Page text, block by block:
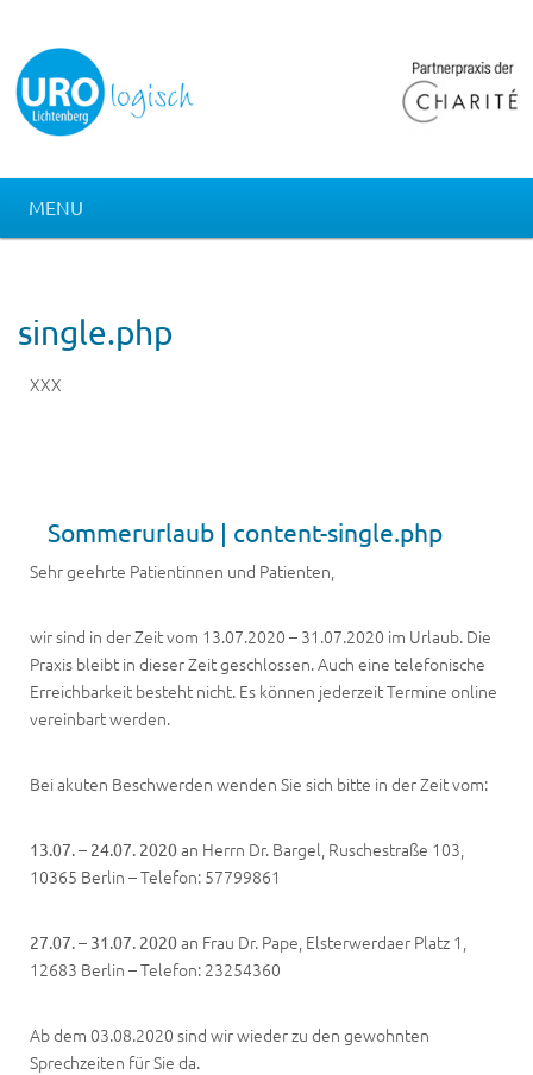
MENU
single.php
XXX
Sommerurlaub | content-single.php
Sehr geehrte Patientinnen und Patienten,
wir sind in der Zeit vom 13.07.2020 – 31.07.2020 im Urlaub. Die
Praxis bleibt in dieser Zeit geschlossen. Auch eine telefonische
Erreichbarkeit besteht nicht. Es können jederzeit Termine online
vereinbart werden.
Bei akuten Beschwerden wenden Sie sich bitte in der Zeit vom:
13.07. – 24.07. 2020an Herrn Dr. Bargel, Ruschestraße 103,
10365 Berlin – Telefon: 57799861
27.07. – 31.07. 2020an Frau Dr. Pape, Elsterwerdaer Platz 1,
12683 Berlin – Telefon: 23254360
Ab dem 03.08.2020 sind wir wieder zu den gewohnten
Sprechzeiten für Sie da.